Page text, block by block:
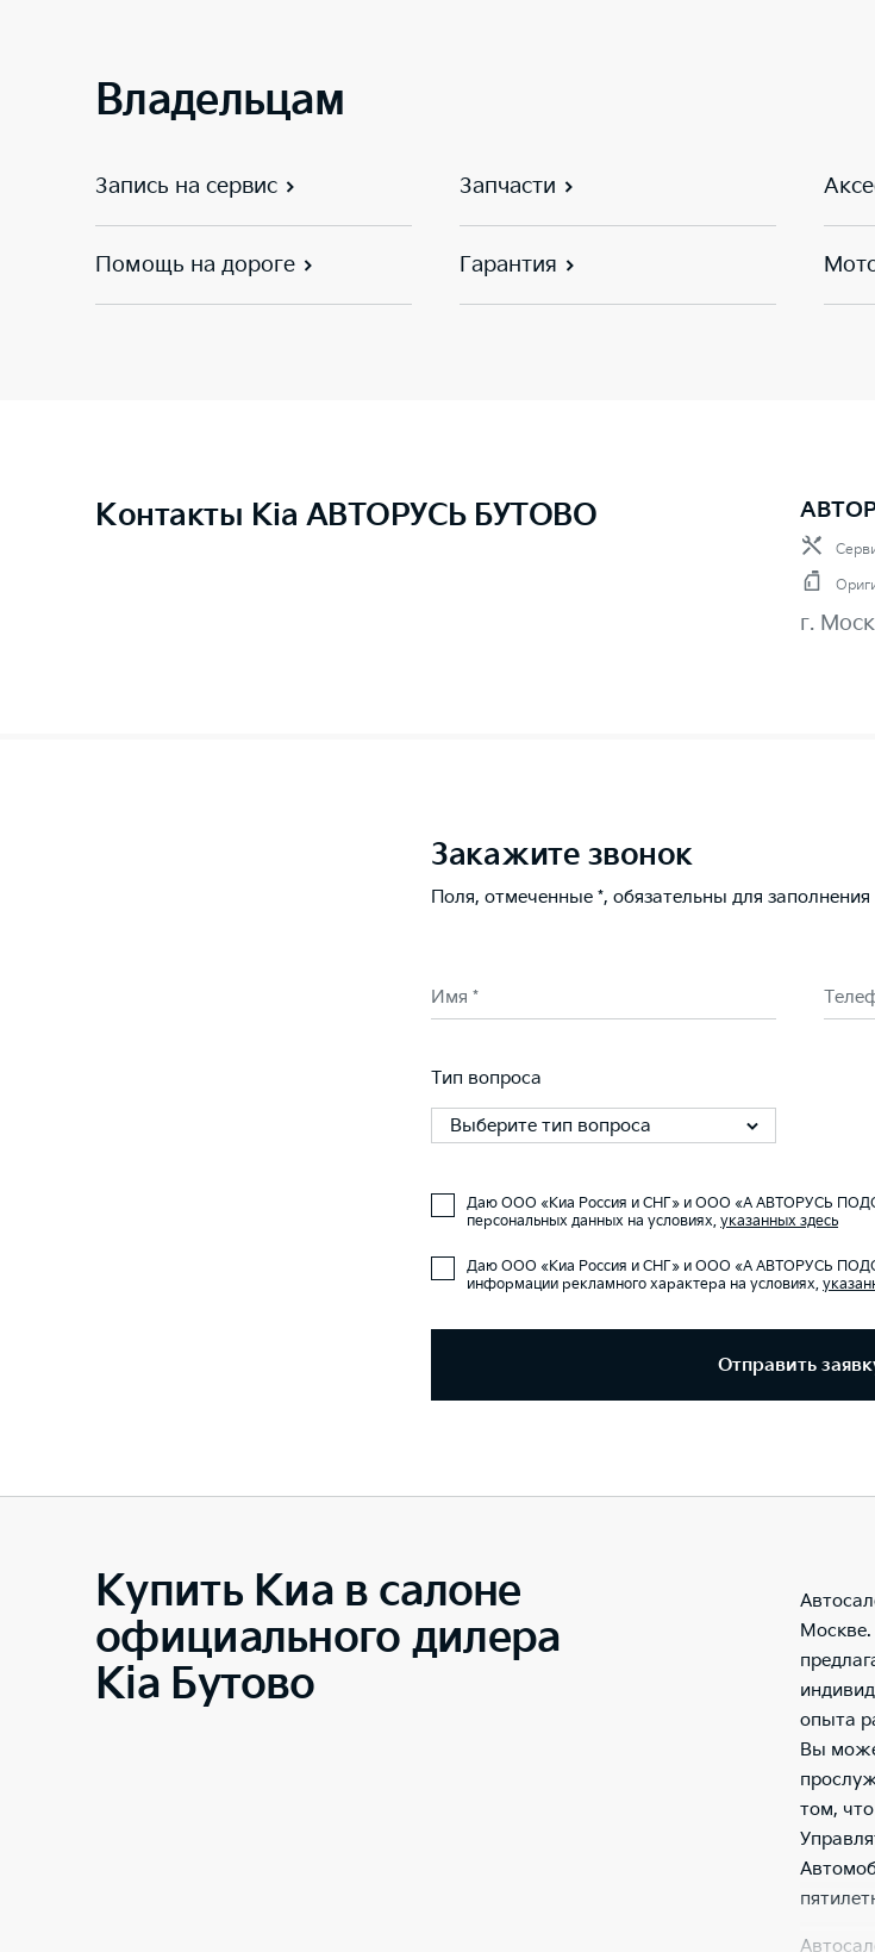
Владельцам
Запись на сервис Запчасти
Помощь на дороге Гарантия
Контакты Kia АВТОРУСЬ БУТОВО
г.
Закажите звонок
Поля, отмеченные *, обязательны для заполнения
Имя *
Тип вопроса
Выберите тип вопроса
Даю ООО «Киа Россия и СНГ» и ООО «А АВТОРУСЬ
персональных данных на условиях, указанных здесь
Даю ООО «Киа Россия и СНГ» и ООО «А АВТОРУСЬ
информации рекламного характера на условиях,
Отправить
Купить Киа в салоне
официального дилера
Kia Бутово
опыта
Вы
том,